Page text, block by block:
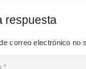
respuesta
correo electrónico no